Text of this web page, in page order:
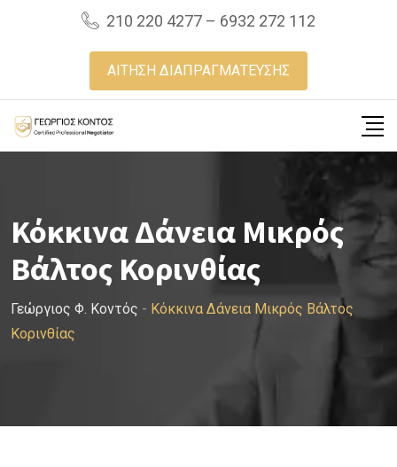
210 220 4277 – 6932 272 112
ΑΙΤΗΣΗ ΔΙΑΠΡΑΓΜΑΤΕΥΣΗΣ
Κόκκινα Δάνεια Μικρός
Βάλτος Κορινθίας
Γεώργιος Φ. Κοντός - Κόκκινα Δάνεια Μικρός Βάλτος
Κορινθίας